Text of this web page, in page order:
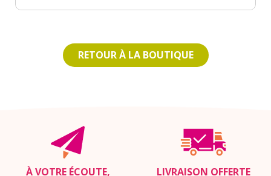
RETOUR À LA BOUTIQUE
À VOTRE ÉCOUTE,
LIVRAISON OFFERTE